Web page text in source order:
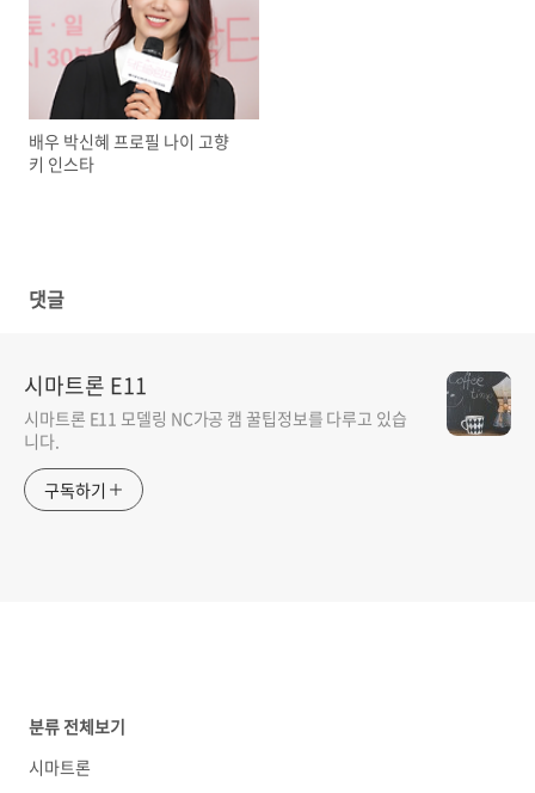
배우 박신혜 프로필 나이 고향
키 인스타
댓글
시마트론 E11
시마트론 E11 모델링 NC가공 캠 꿀팁정보를 다루고 있습
니다.
구독하기
분류 전체보기
시마트론